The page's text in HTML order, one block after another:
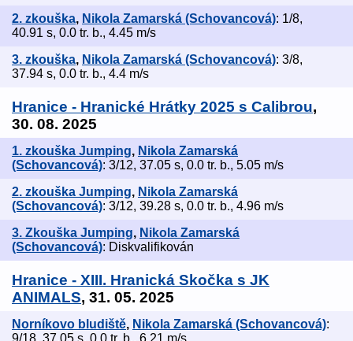
2. zkouška, Nikola Zamarská (Schovancová): 1/8,
40.91 s, 0.0 tr. b., 4.45 m/s
3. zkouška, Nikola Zamarská (Schovancová): 3/8,
37.94 s, 0.0 tr. b., 4.4 m/s
Hranice - Hranické Hrátky 2025 s Calibrou,
30. 08. 2025
1. zkouška Jumping, Nikola Zamarská
(Schovancová): 3/12, 37.05 s, 0.0 tr. b., 5.05 m/s
2. zkouška Jumping, Nikola Zamarská
(Schovancová): 3/12, 39.28 s, 0.0 tr. b., 4.96 m/s
3. Zkouška Jumping, Nikola Zamarská
(Schovancová): Diskvalifikován
Hranice - XIII. Hranická Skočka s JK
ANIMALS, 31. 05. 2025
Norníkovo bludiště, Nikola Zamarská (Schovancová):